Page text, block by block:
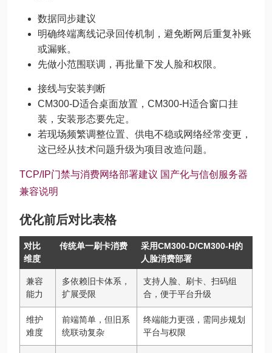
数据同步建议
明确终端离线记录回传机制，避免断网后重复补账
或漏账。
先做小范围联调，再批量下发人脸和权限。
接线与安装判断
CM300-D适合桌面放置，CM300-H适合窗口挂
装，安装形态要先定。
若现场频繁调整位置、供电不稳或网络经常变更，
这已经从技术问题升级为项目改造问题。
TCP/IP门禁与消费网络部署建议 国产化与信创服务器
兼容说明
优化前后对比表格
对比
维度
传统单一刷卡消费
采用CM300-D/CM300-H的
人脸消费部署
兼容
能力
多依赖旧卡体系，
扩展受限
支持人脸、刷卡、扫码组
合，便于平台升级
维护
难度
前端简单，但旧系
统联动复杂
终端能力更强，需同步规划
平台与权限